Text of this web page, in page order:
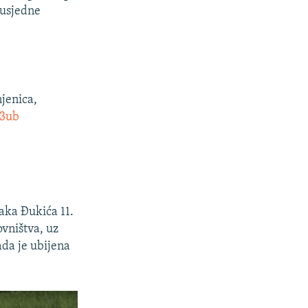
Đukića 11.
uz
je ubijena